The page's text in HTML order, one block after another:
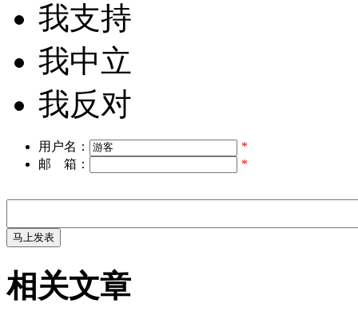
我支持
我中立
我反对
用户名：
*
邮 箱：
*
相关文章